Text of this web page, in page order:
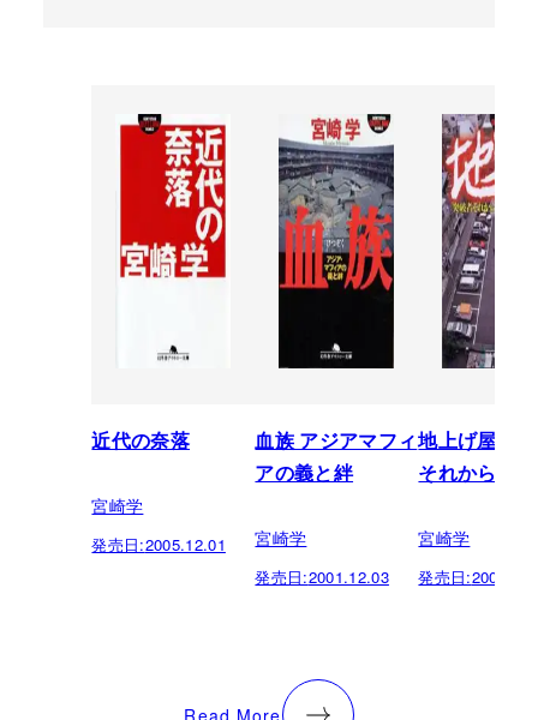
近代の奈落
宮崎学
発売日:2005.12.01
血族 アジアマフィ
アの義と絆
宮崎学
発売日:2001.12.03
地上げ屋 突
それから
宮崎学
発売日:
Read More